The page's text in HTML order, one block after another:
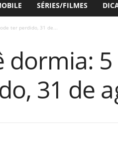
SÉRIES/FILMES
ter perdido, 31 de...
dormia:
31 de